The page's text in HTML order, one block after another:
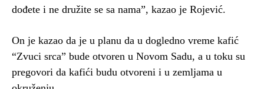
dođete i ne družite se sa nama”, kazao je Rojević.
On je kazao da je u planu da u dogledno vreme kafić
“Zvuci srca” bude otvoren u Novom Sadu, a u toku su
pregovori da kafići budu otvoreni i u zemljama u